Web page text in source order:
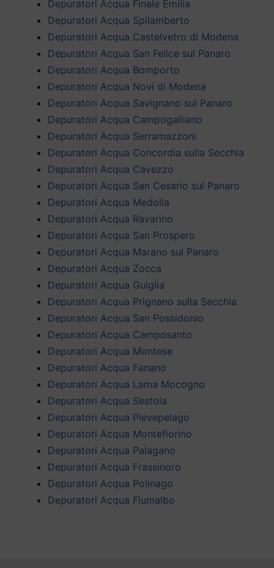
Depuratori Acqua Finale Emilia
Depuratori Acqua Spilamberto
Depuratori Acqua Castelvetro di Modena
Depuratori Acqua San Felice sul Panaro
Depuratori Acqua Bomporto
Depuratori Acqua Novi di Modena
Depuratori Acqua Savignano sul Panaro
Depuratori Acqua Campogalliano
Depuratori Acqua Serramazzoni
Depuratori Acqua Concordia sulla Secchia
Depuratori Acqua Cavezzo
Depuratori Acqua San Cesario sul Panaro
Depuratori Acqua Medolla
Depuratori Acqua Ravarino
Depuratori Acqua San Prospero
Depuratori Acqua Marano sul Panaro
Depuratori Acqua Zocca
Depuratori Acqua Guiglia
Depuratori Acqua Prignano sulla Secchia
Depuratori Acqua San Possidonio
Depuratori Acqua Camposanto
Depuratori Acqua Montese
Depuratori Acqua Fanano
Depuratori Acqua Lama Mocogno
Depuratori Acqua Sestola
Depuratori Acqua Pievepelago
Depuratori Acqua Montefiorino
Depuratori Acqua Palagano
Depuratori Acqua Frassinoro
Depuratori Acqua Polinago
Depuratori Acqua Fiumalbo